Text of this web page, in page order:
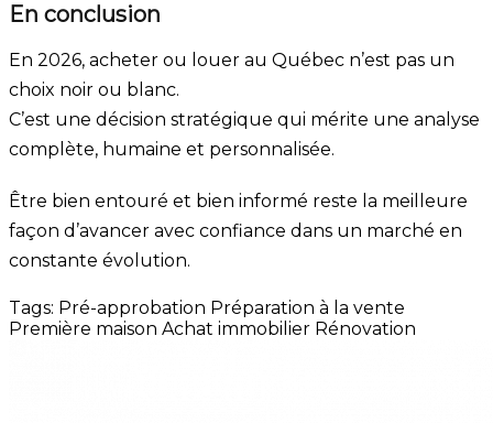
En conclusion
En 2026, acheter ou louer au Québec n’est pas un
choix noir ou blanc.
C’est une décision stratégique qui mérite une analyse
complète, humaine et personnalisée.
Être bien entouré et bien informé reste la meilleure
façon d’avancer avec confiance dans un marché en
constante évolution.
Tags: Pré-approbation Préparation à la vente
Première maison Achat immobilier Rénovation